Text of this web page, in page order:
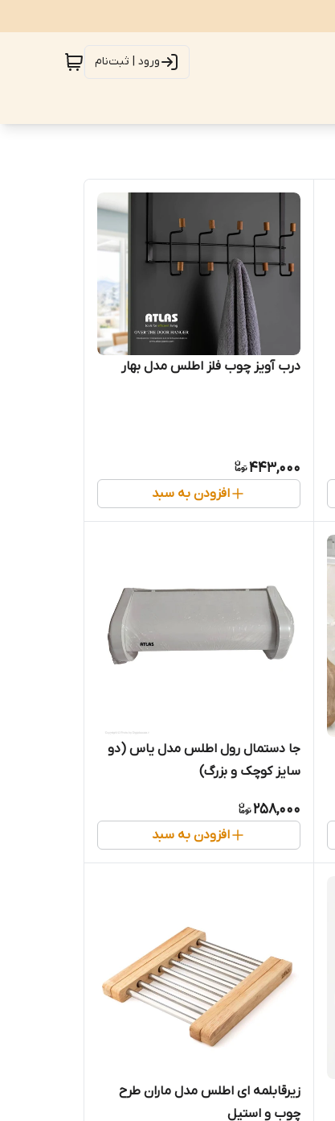
ورود | ثبت‌نام
درب آویز چوب فلز اطلس مدل بهار
443,000
افزودن به سبد
جا دستمال رول اطلس مدل یاس (دو
سایز کوچک و بزرگ)
258,000
افزودن به سبد
زیرقابلمه ای اطلس مدل ماران طرح
چوب و استیل